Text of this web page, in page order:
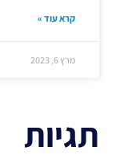
קרא עוד »
מרץ 6, 2023
תגיות